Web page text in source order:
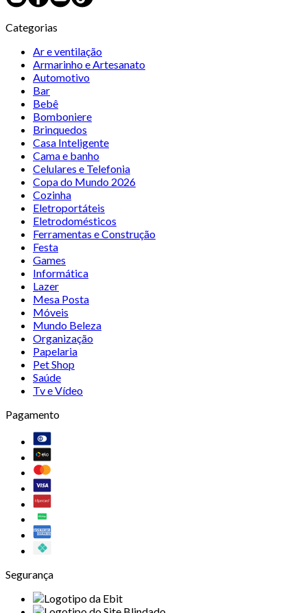
Categorias
Ar e ventilação
Armarinho e Artesanato
Automotivo
Bar
Bebê
Bomboniere
Brinquedos
Casa Inteligente
Cama e banho
Celulares e Telefonia
Copa do Mundo 2026
Cozinha
Eletroportáteis
Eletrodomésticos
Ferramentas e Construção
Festa
Games
Informática
Lazer
Mesa Posta
Móveis
Mundo Beleza
Organização
Papelaria
Pet Shop
Saúde
Tv e Vídeo
Pagamento
Segurança